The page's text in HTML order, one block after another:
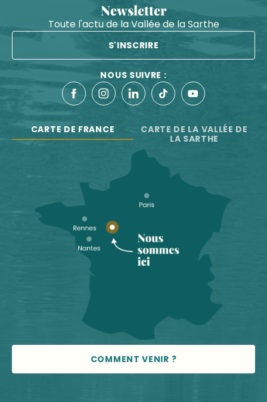
Newsletter
Toute l'actu de la Vallée de la Sarthe
S'INSCRIRE
NOUS SUIVRE :
CARTE DE FRANCE
CARTE DE LA VALLÉE DE
LA SARTHE
COMMENT VENIR ?